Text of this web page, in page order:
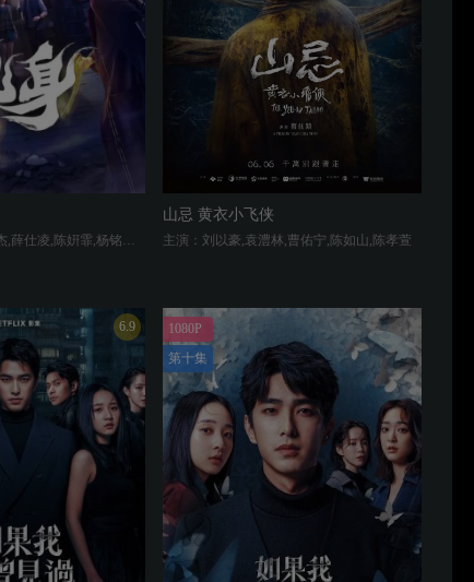
山忌 黄衣小飞侠
主演：刘以豪,袁澧林,曹佑宁,陈如山,陈孝萱
6.9
1080P
第十集